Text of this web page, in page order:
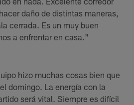
daño de distintas maneras,
cerrada. Es un muy buen
a enfrentar en casa."
hizo muchas cosas bien que
domingo. La energía con la
será vital. Siempre es difícil